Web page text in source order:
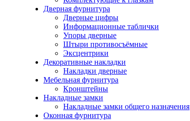
Дверная фурнитура
Дверные цифры
Информационные таблички
Упоры дверные
Штыри противосъёмные
Эксцентрики
Декоративные накладки
Накладки дверные
Мебельная фурнитура
Кронштейны
Накладные замки
Накладные замки общего назначения
Оконная фурнитура